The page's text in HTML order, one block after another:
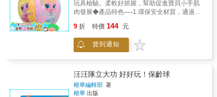
玩具檢驗。柔軟好抓握，幫助促進寶貝小手肌
肉發展◆產品特色──1.環保安全材質，通過ST
小手肌肉發展。3.拋接球的遊戲可以發展幼兒
手眼協調力並激發運動潛能。4.可手丟也可腳
踢，快樂玩耍增加親子互動。◆玩法介紹──※
拋接則可增加難度，考驗幼兒的即時反應。2.
加入籃子等道具讓孩子玩定點投籃；熟練後可
移動道具位置，讓寶貝迎接更多挑戰
9 折 特價 144 元
貨到通知
汪汪隊立大功 好好玩！保齡球
根華編輯部 著
根華 出版